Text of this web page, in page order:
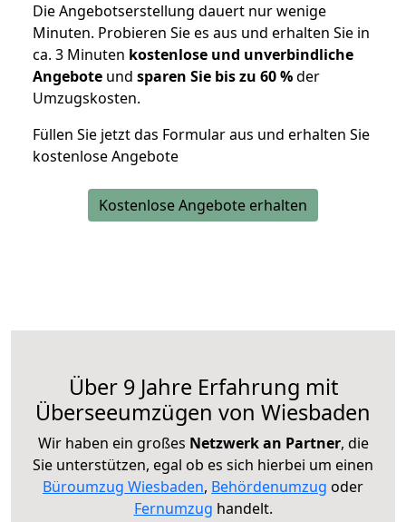
Die Angebotserstellung dauert nur wenige
Minuten. Probieren Sie es aus und erhalten Sie in
ca. 3 Minuten kostenlose und unverbindliche
Angebote und sparen Sie bis zu 60 %der
Umzugskosten.
Füllen Sie jetzt das Formular aus und erhalten Sie
kostenlose Angebote
Kostenlose Angebote erhalten
Über 9 Jahre Erfahrung mit
Überseeumzügen von Wiesbaden
Wir haben ein großes Netzwerk an Partner, die
Sie unterstützen, egal ob es sich hierbei um einen
Büroumzug Wiesbaden, Behördenumzug oder
Fernumzug handelt.